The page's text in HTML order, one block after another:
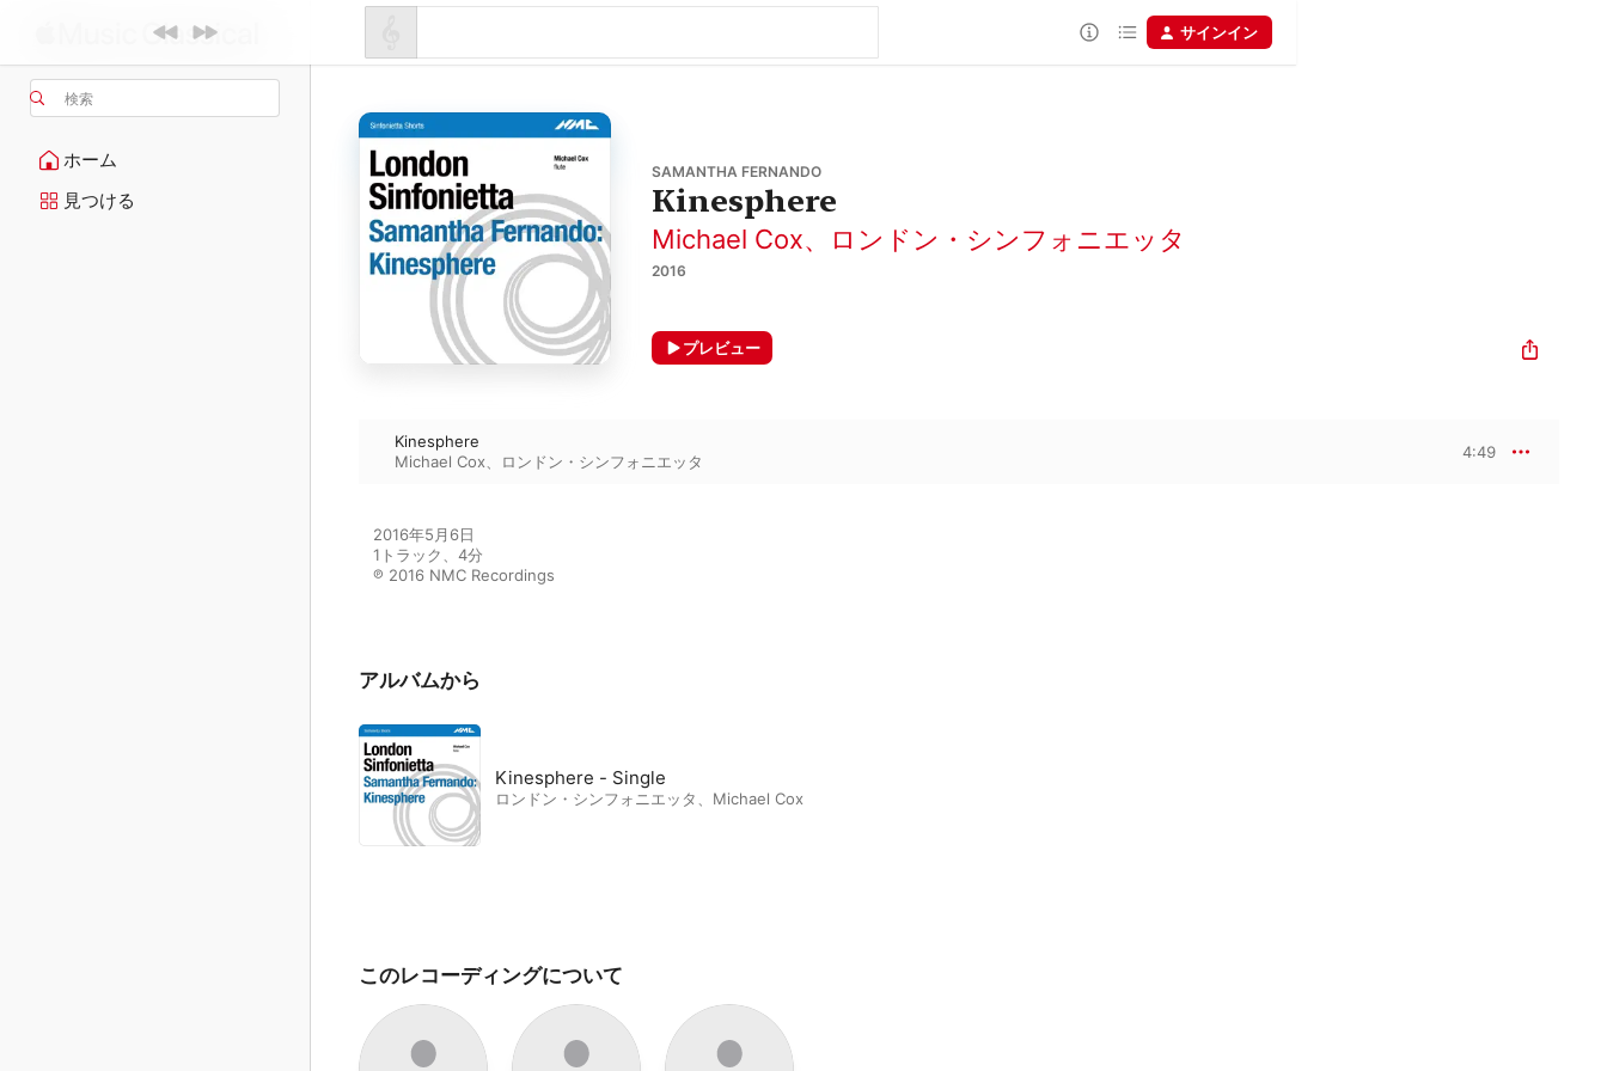
検索
ホーム
見つける
サインイン
SAMANTHA FERNANDO
Kinesphere
Michael Cox、 ロンドン・シンフォニエッタ
2016
プレビュー
Kinesphere
Michael Cox
ロンドン・シンフォニエッタ
4:49
2016年5月6日
1トラック、4分
℗ 2016 NMC Recordings
アルバムから
Kinesphere - Single
ロンドン・シンフォニエッタ Michael Cox
このレコーディングについて